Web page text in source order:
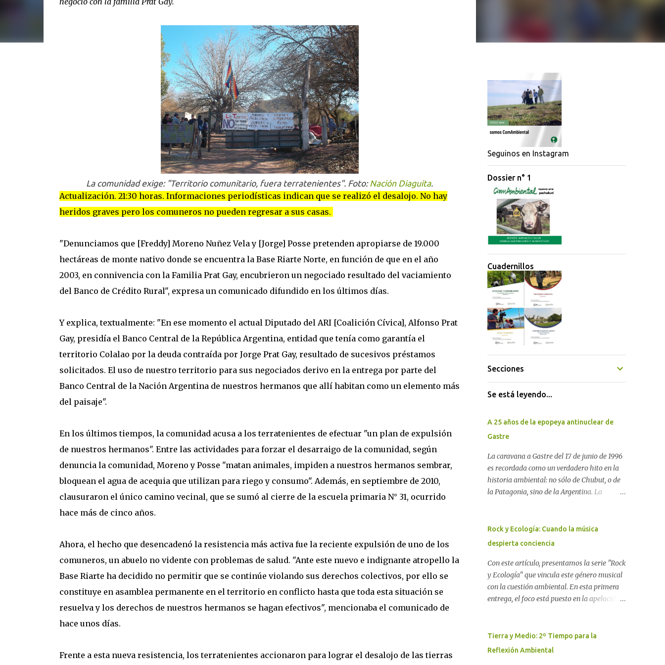
La comunidad exige: "Territorio comunitario, fuera terratenientes". Foto:Nación Diaguita.
Actualización. 21:30 horas. Informaciones periodísticas indican que se realizó el desalojo. No hay
heridos graves pero los comuneros no pueden regresar a sus casas.
"Denunciamos que [Freddy] Moreno Nuñez Vela y [Jorge] Posse pretenden apropiarse de 19.000
hectáreas de monte nativo donde se encuentra la Base Riarte Norte, en función de que en el año
2003, en connivencia con la Familia Prat Gay, encubrieron un negociado resultado del vaciamiento
del Banco de Crédito Rural", expresa un comunicado difundido en los últimos días.
Y explica, textualmente: "En ese momento el actual Diputado del ARI [Coalición Cívica], Alfonso Prat
Gay, presidía el Banco Central de la República Argentina, entidad que tenía como garantía el
territorio Colalao por la deuda contraída por Jorge Prat Gay, resultado de sucesivos préstamos
solicitados. El uso de nuestro territorio para sus negociados derivo en la entrega por parte del
Banco Central de la Nación Argentina de nuestros hermanos que allí habitan como un elemento más
del paisaje".
En los últimos tiempos, la comunidad acusa a los terratenientes de efectuar "un plan de expulsión
de nuestros hermanos". Entre las actividades para forzar el desarraigo de la comunidad, según
denuncia la comunidad, Moreno y Posse "matan animales, impiden a nuestros hermanos sembrar,
bloquean el agua de acequia que utilizan para riego y consumo". Además, en septiembre de 2010,
clausuraron el único camino vecinal, que se sumó al cierre de la escuela primaria N° 31, ocurrido
hace más de cinco años.
Ahora, el hecho que desencadenó la resistencia más activa fue la reciente expulsión de uno de los
comuneros, un abuelo no vidente con problemas de salud. "Ante este nuevo e indignante atropello la
Base Riarte ha decidido no permitir que se continúe violando sus derechos colectivos, por ello se
constituye en asamblea permanente en el territorio en conflicto hasta que toda esta situación se
resuelva y los derechos de nuestros hermanos se hagan efectivos", mencionaba el comunicado de
hace unos días.
Frente a esta nueva resistencia, los terratenientes accionaron para lograr el desalojo de las tierras
Seguinos en Instagram
Dossier n° 1
Cuadernillos
Secciones
Se está leyendo...
A 25 años de la epopeya antinuclear de
Gastre
La caravana a Gastre del 17 de junio de 1996
es recordada como un verdadero hito en la
historia ambiental: no sólo de Chubut, o de
la Patagonia, sino de la Argentina. La
para construir un basurero de residuos
nucleares en Gastre (centro-norte de
avanzó un proyecto legislativo nacional al
respecto. En este artículo, la investigadora
Ayelen Dichdji reconstruye la historia del
Movimiento Antinuclear de Chubut (MACH)
territorial frente a las imposiciones de la
tecnocracia nuclear globalizada. Dossier N°
Rock y Ecología: Cuando la música
despierta conciencia
Con este artículo, presentamos la serie "Rock
y Ecología" que vincula este género musical
con la cuestión ambiental. En esta primera
entrega, el foco está puesto en la apelación
Desde el legendario El Oso hasta las
recientes apariciones de la Pachama Mama
Tierra y Medio: 2º Tiempo para la
Reflexión Ambiental